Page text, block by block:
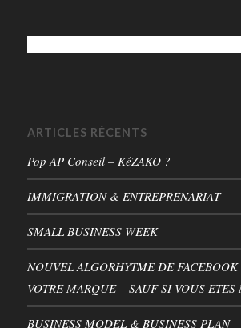
ARTICLES RÉCENTS
Pop AP Conseil – KéZAKO ?
IMMIGRATION & ENTREPRENARIAT
SMALL BUSINESS WEEK
NOUVEL ALGORHYTME DE
VOTRE MARQUE – SAUF SI VOUS ETES
BUSINESS MODEL & BUSINESS PLAN